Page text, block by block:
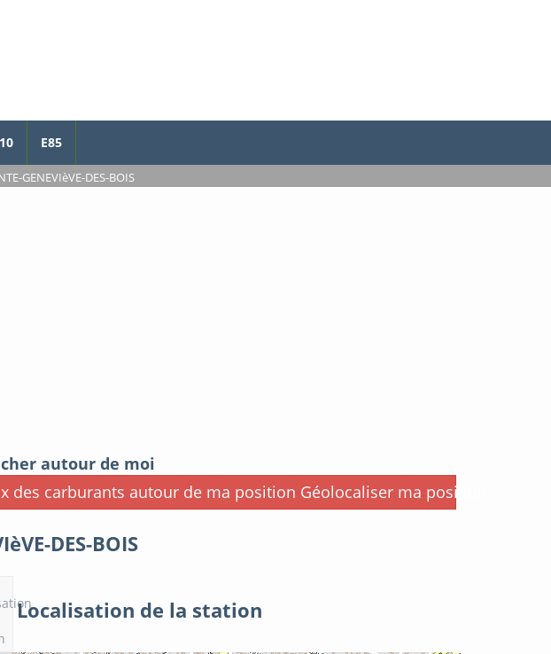
E85
GENEVIèVE-DES-BOIS
autour de moi
Géolocaliser ma position
DES-BOIS
Localisation de la station